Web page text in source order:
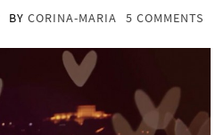
BY CORINA-MARIA 5 COMMENTS